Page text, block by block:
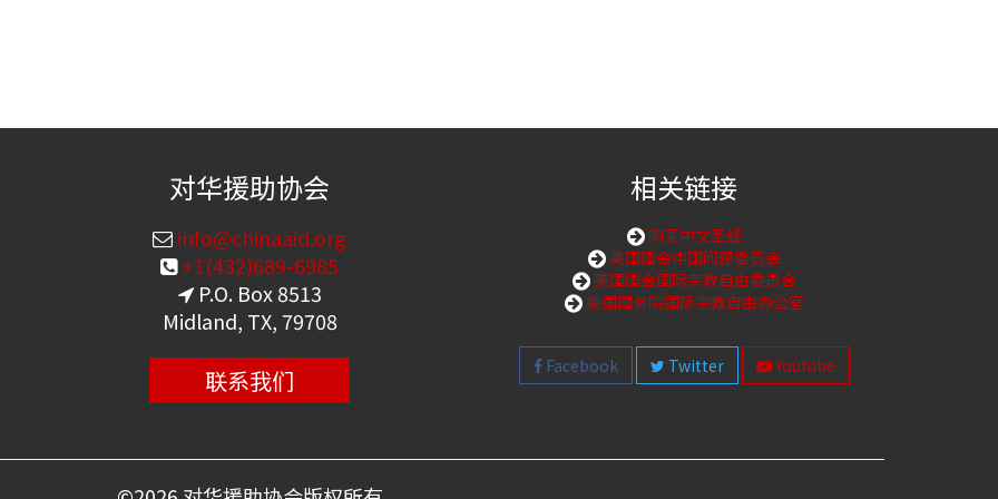
对华援助协会
info@chinaaid.org
+1(432)689-6985
P.O. Box 8513
Midland, TX, 79708
联系我们
相关链接
购买中文圣经
美国国会中国问题委员会
美国国会国际宗教自由委员会
美国国务院国际宗教自由办公室
Facebook Twitter Youtube